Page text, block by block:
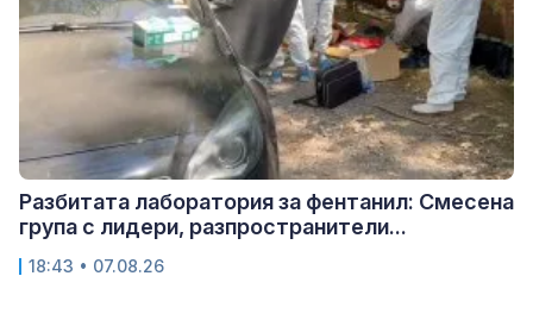
Разбитата лаборатория за фентанил: Смесена
група с лидери, разпространители...
18:43 • 07.08.26